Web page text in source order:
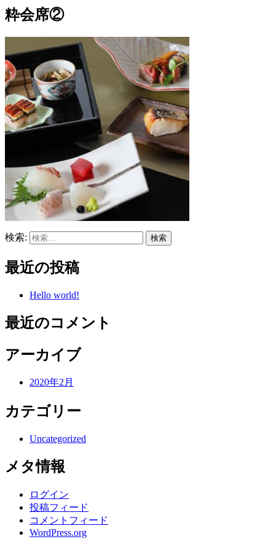
粋会席②
検索:
最近の投稿
Hello world!
最近のコメント
アーカイブ
2020年2月
カテゴリー
Uncategorized
メタ情報
ログイン
投稿フィード
コメントフィード
WordPress.org